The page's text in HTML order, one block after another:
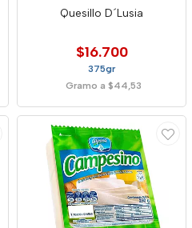
Quesillo D´Lusia
$16.700
375gr
Gramo a $44,53